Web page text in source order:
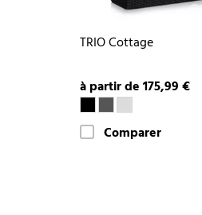
TRIO Cottage
à partir de 175,99 €
Comparer